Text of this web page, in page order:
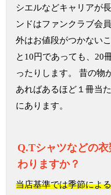
シエルなどキャリアが
ンドはファンクラブ会
外はお値段がつかない
と10円であっても、20
ったりします。 昔の物
あればあるほど１冊当
にあります。
Q.Tシャツなどの
わりますか？
当店基準では季節によ